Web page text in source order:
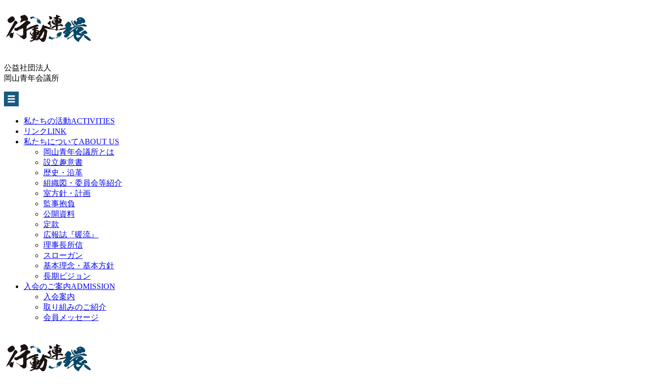
公益社団法人
岡山青年会議所
私たちの活動ACTIVITIES
リンクLINK
私たちについてABOUT US
岡山青年会議所とは
設立趣意書
歴史・沿革
組織図・委員会等紹介
室方針・計画
監事抱負
公開資料
定款
広報誌『暖流』
理事長所信
スローガン
基本理念・基本方針
長期ビジョン
入会のご案内ADMISSION
入会案内
取り組みのご紹介
会員メッセージ